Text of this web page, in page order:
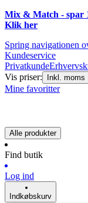
Mix & Match - spar
Klik her
Spring navigationen
Kundeservice
Privatkunde
Vis priser:
Inkl. moms
Mine favoritter
Alle produkter
Find butik
Log ind
Indkøbskurv